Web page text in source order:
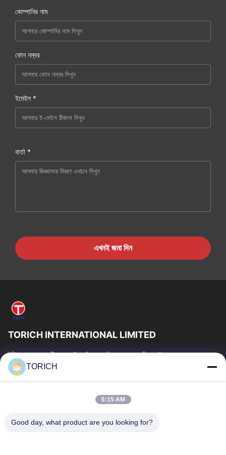
কোম্পানির নাম
ফোন নম্বর
ইমেইল *
বার্তা *
এখনই জমা দিন
TORICH INTERNATIONAL LIMITED
টরিচ গ্রুপ হল একটি ওয়ান-স্টপ কাঁচামাল পরিষেবা প্রদানকারী যার উৎপাদন, গবেষণা ও
উন্নয়ন, ট্রেডিং, গুদামজাতকরণ এবং কাস্টমাইজড প্রক্রিয়াকরণে 30...
গুরুত্বপূর্ণ সংযোগ
পণ্য
কারখানা ভ্রমণ
মান নিয়ন্ত্রণ
TORICH
6:15 AM
Good day, what product are you looking for?